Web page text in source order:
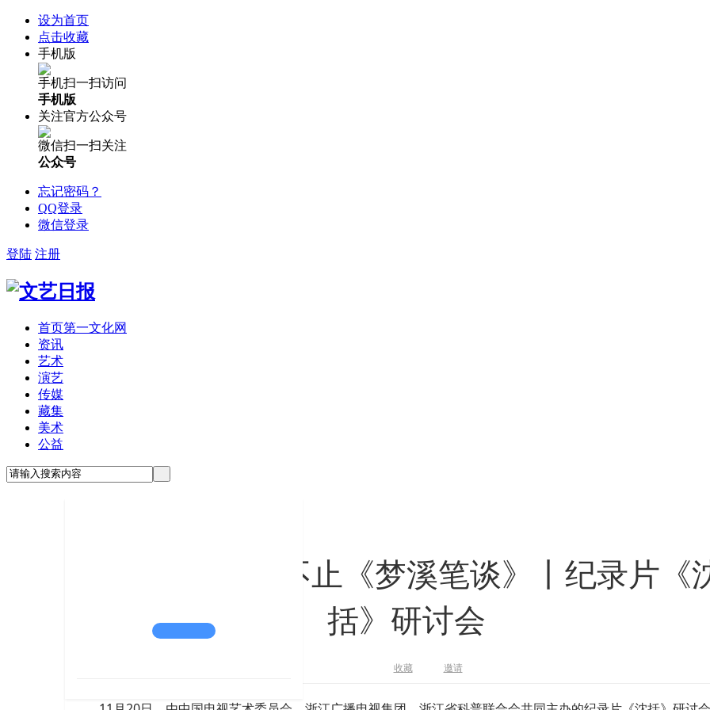
设为首页
点击收藏
手机版
手机扫一扫访问
手机版
关注官方公众号
微信扫一扫关注
公众号
忘记密码？
QQ登录
微信登录
登陆 注册
首页第一文化网
资讯
艺术
演艺
传媒
藏集
美术
公益
沈括的成就，不止《梦溪笔谈》丨纪录片《
括》研讨会
收藏 邀请